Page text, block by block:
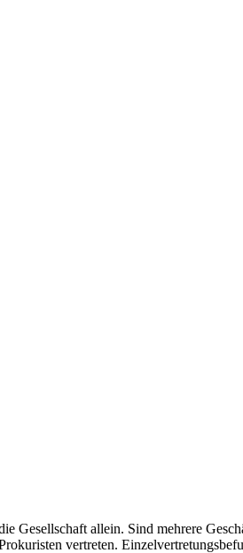
Gesellschaft allein. Sind mehrere
vertreten.